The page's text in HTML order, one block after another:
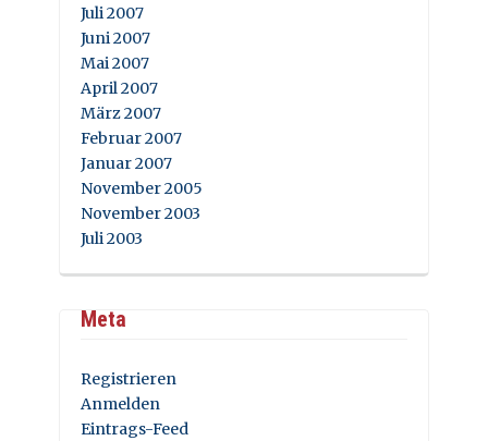
Juli 2007
Juni 2007
Mai 2007
April 2007
März 2007
Februar 2007
Januar 2007
November 2005
November 2003
Juli 2003
Meta
Registrieren
Anmelden
Eintrags-Feed